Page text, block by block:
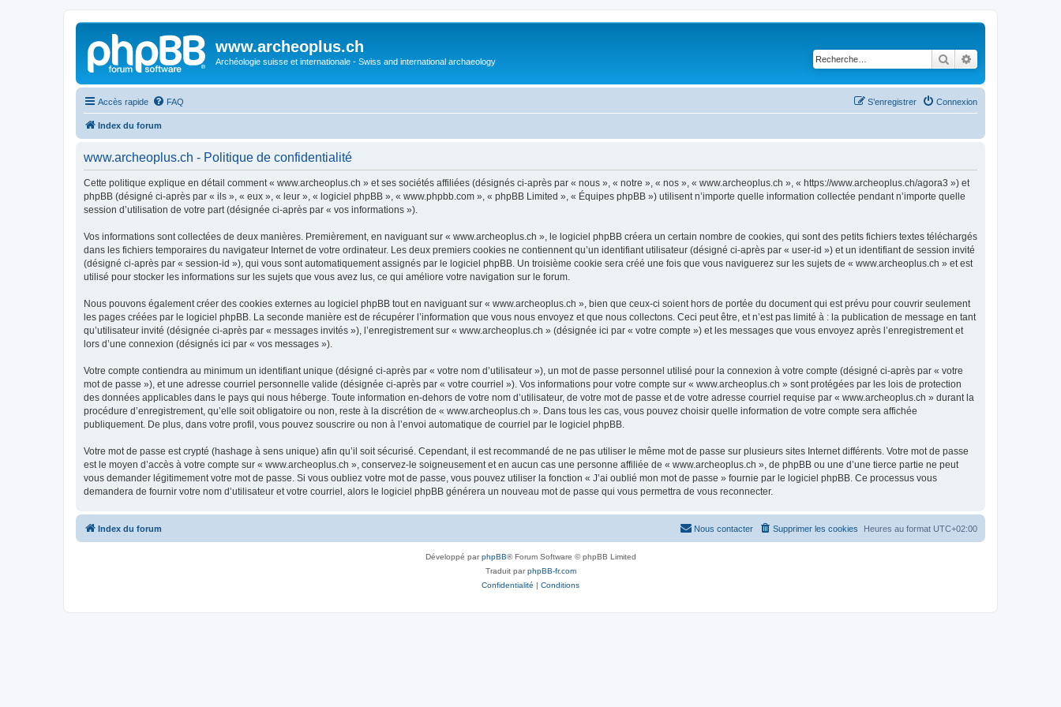
www.archeoplus.ch
Archéologie suisse et internationale - Swiss and international archaeology Rechercher
Accès rapide FAQ Connexion
S’enregistrer
Index du forum
www.archeoplus.ch - Politique de confidentialité
Cette politique explique en détail comment « www.archeoplus.ch » et ses sociétés affiliées (désignés ci-après par « nous », « notre », « nos », « www.archeoplus.ch », « https://www.archeoplus.ch/agora3 ») et
phpBB (désigné ci-après par « ils », « eux », « leur », « logiciel phpBB », « www.phpbb.com », « phpBB Limited », « Équipes phpBB ») utilisent n’importe quelle information collectée pendant n’importe quelle
session d’utilisation de votre part (désignée ci-après par « vos informations »).
Vos informations sont collectées de deux manières. Premièrement, en naviguant sur « www.archeoplus.ch », le logiciel phpBB créera un certain nombre de cookies, qui sont des petits fichiers textes téléchargés
dans les fichiers temporaires du navigateur Internet de votre ordinateur. Les deux premiers cookies ne contiennent qu’un identifiant utilisateur (désigné ci-après par « user-id ») et un identifiant de session invité
(désigné ci-après par « session-id »), qui vous sont automatiquement assignés par le logiciel phpBB. Un troisième cookie sera créé une fois que vous naviguerez sur les sujets de « www.archeoplus.ch » et est
utilisé pour stocker les informations sur les sujets que vous avez lus, ce qui améliore votre navigation sur le forum.
Nous pouvons également créer des cookies externes au logiciel phpBB tout en naviguant sur « www.archeoplus.ch », bien que ceux-ci soient hors de portée du document qui est prévu pour couvrir seulement
les pages créées par le logiciel phpBB. La seconde manière est de récupérer l’information que vous nous envoyez et que nous collectons. Ceci peut être, et n’est pas limité à : la publication de message en tant
qu’utilisateur invité (désignée ci-après par « messages invités »), l’enregistrement sur « www.archeoplus.ch » (désignée ici par « votre compte ») et les messages que vous envoyez après l’enregistrement et
lors d’une connexion (désignés ici par « vos messages »).
Votre compte contiendra au minimum un identifiant unique (désigné ci-après par « votre nom d’utilisateur »), un mot de passe personnel utilisé pour la connexion à votre compte (désigné ci-après par « votre
mot de passe »), et une adresse courriel personnelle valide (désignée ci-après par « votre courriel »). Vos informations pour votre compte sur « www.archeoplus.ch » sont protégées par les lois de protection
des données applicables dans le pays qui nous héberge. Toute information en-dehors de votre nom d’utilisateur, de votre mot de passe et de votre adresse courriel requise par « www.archeoplus.ch » durant la
procédure d’enregistrement, qu’elle soit obligatoire ou non, reste à la discrétion de « www.archeoplus.ch ». Dans tous les cas, vous pouvez choisir quelle information de votre compte sera affichée
publiquement. De plus, dans votre profil, vous pouvez souscrire ou non à l’envoi automatique de courriel par le logiciel phpBB.
Votre mot de passe est crypté (hashage à sens unique) afin qu’il soit sécurisé. Cependant, il est recommandé de ne pas utiliser le même mot de passe sur plusieurs sites Internet différents. Votre mot de passe
est le moyen d’accès à votre compte sur « www.archeoplus.ch », conservez-le soigneusement et en aucun cas une personne affiliée de « www.archeoplus.ch », de phpBB ou une d’une tierce partie ne peut
vous demander légitimement votre mot de passe. Si vous oubliez votre mot de passe, vous pouvez utiliser la fonction « J’ai oublié mon mot de passe » fournie par le logiciel phpBB. Ce processus vous
demandera de fournir votre nom d’utilisateur et votre courriel, alors le logiciel phpBB générera un nouveau mot de passe qui vous permettra de vous reconnecter.
Index du forum Heures au format UTC+02:00
Supprimer les cookies
Nous contacter
Développé parphpBB® Forum Software © phpBB Limited
Traduit parphpBB-fr.com
Confidentialité | Conditions